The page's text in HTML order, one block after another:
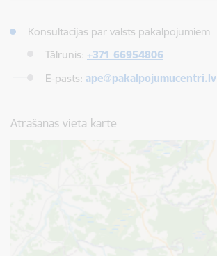
Konsultācijas par valsts pakalpojumiem
Tālrunis: +371 66954806
E-pasts: ape@pakalpojumucentri.lv
Atrašanās vieta kartē